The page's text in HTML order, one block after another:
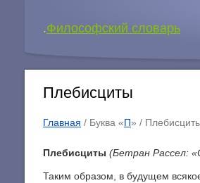
.Философский словарь
Плебисциты
Главная / Буква «П» /
Плебисциты (Бетран Рассел:
Таким образом, в будущем